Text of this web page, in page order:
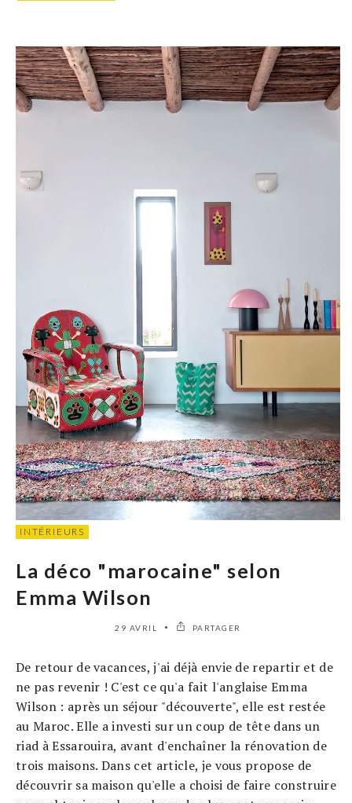
INTÉRIEURS
La déco "marocaine" selon
Emma Wilson
29 AVRIL PARTAGER
De retour de vacances, j'ai déjà envie de repartir et de
ne pas revenir ! C'est ce qu'a fait l'anglaise Emma
Wilson : après un séjour "découverte", elle est restée
au Maroc. Elle a investi sur un coup de tête dans un
riad à Essarouira, avant d'enchaîner la rénovation de
trois maisons. Dans cet article, je vous propose de
découvrir sa maison qu'elle a choisi de faire construire